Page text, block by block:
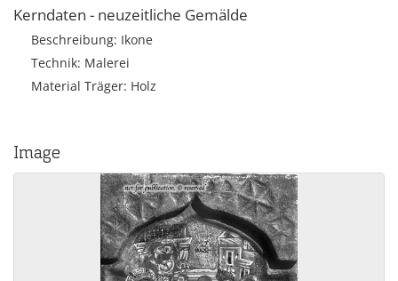
Kerndaten - neuzeitliche Gemälde
Beschreibung: Ikone
Technik: Malerei
Material Träger: Holz
Image